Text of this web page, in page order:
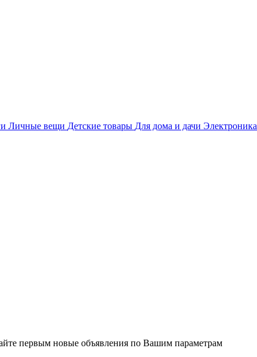
Личные вещи Детские товары Для дома и дачи Электроника
первым новые объявления по Вашим параметрам